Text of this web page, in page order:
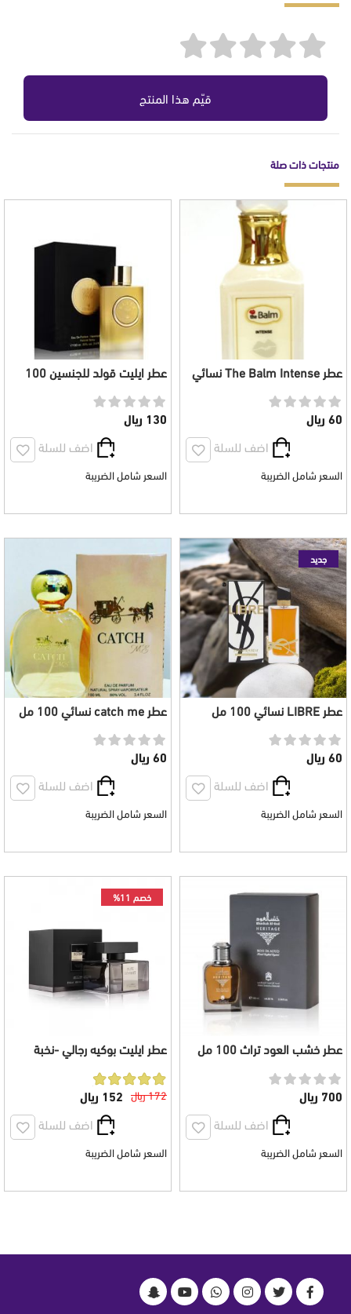
قيّم هذا المنتج
منتجات ذات صلة
عطر The Balm Intense نسائي
60 ريال
اضف للسلة
السعر شامل الضريبة
عطر ايليت قولد للجنسين 100
130 ريال
اضف للسلة
السعر شامل الضريبة
جديد
عطر LIBRE نسائي 100 مل
60 ريال
اضف للسلة
السعر شامل الضريبة
عطر catch me نسائي 100 مل
60 ريال
اضف للسلة
السعر شامل الضريبة
عطر خشب العود تراث 100 مل
700 ريال
اضف للسلة
السعر شامل الضريبة
خصم 11%
عطر ايليت بوكيه رجالي -نخبة
172 ريال
152 ريال
اضف للسلة
السعر شامل الضريبة